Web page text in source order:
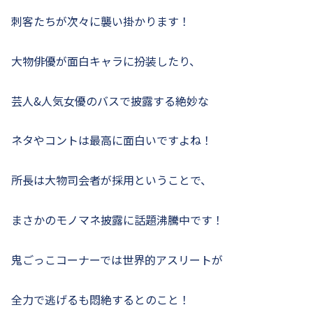
刺客たちが次々に襲い掛かります！
大物俳優が面白キャラに扮装したり、
芸人&人気女優のバスで披露する絶妙な
ネタやコントは最高に面白いですよね！
所長は大物司会者が採用ということで、
まさかのモノマネ披露に話題沸騰中です！
鬼ごっこコーナーでは世界的アスリートが
全力で逃げるも悶絶するとのこと！